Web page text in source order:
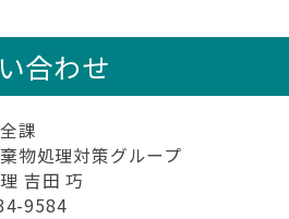
合わせ
課
物処理対策グループ
吉田 巧
9584